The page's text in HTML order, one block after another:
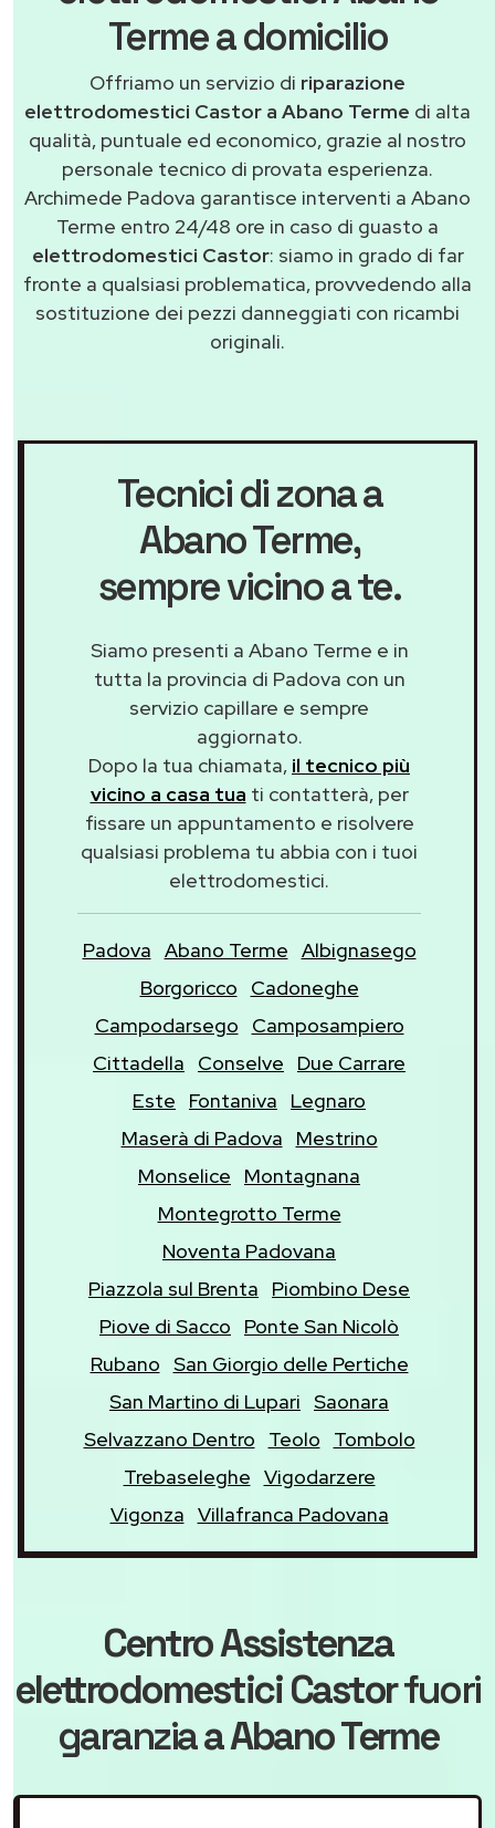
Terme a domicilio
Offriamo un servizio di riparazione
elettrodomestici Castor a Abano Terme di alta
qualità, puntuale ed economico, grazie al nostro
personale tecnico di provata esperienza.
Archimede Padova garantisce interventi a Abano
Terme entro 24/48 ore in caso di guasto a
elettrodomestici Castor: siamo in grado di far
fronte a qualsiasi problematica, provvedendo alla
sostituzione dei pezzi danneggiati con ricambi
originali.
Tecnici di zona a
Abano Terme,
sempre vicino a te.
Siamo presenti a Abano Terme e in
tutta la provincia di Padova con un
servizio capillare e sempre
aggiornato.
Dopo la tua chiamata, il tecnico più
vicino a casa tua ti contatterà, per
fissare un appuntamento e risolvere
qualsiasi problema tu abbia con i tuoi
elettrodomestici.
Padova Abano Terme Albignasego
Borgoricco
Cadoneghe
Campodarsego
Camposampiero
Cittadella
Conselve
Due Carrare
Este
Fontaniva
Legnaro
Maserà di Padova
Mestrino
Monselice
Montagnana
Montegrotto Terme
Noventa Padovana
Piazzola sul Brenta
Piombino Dese
Piove di Sacco
Ponte San Nicolò
Rubano San Giorgio delle Pertiche
San Martino di Lupari Saonara
Selvazzano Dentro
Teolo
Tombolo
Trebaseleghe Vigodarzere
Vigonza Villafranca Padovana
Centro Assistenza
elettrodomestici Castorfuori
garanziaa Abano Terme